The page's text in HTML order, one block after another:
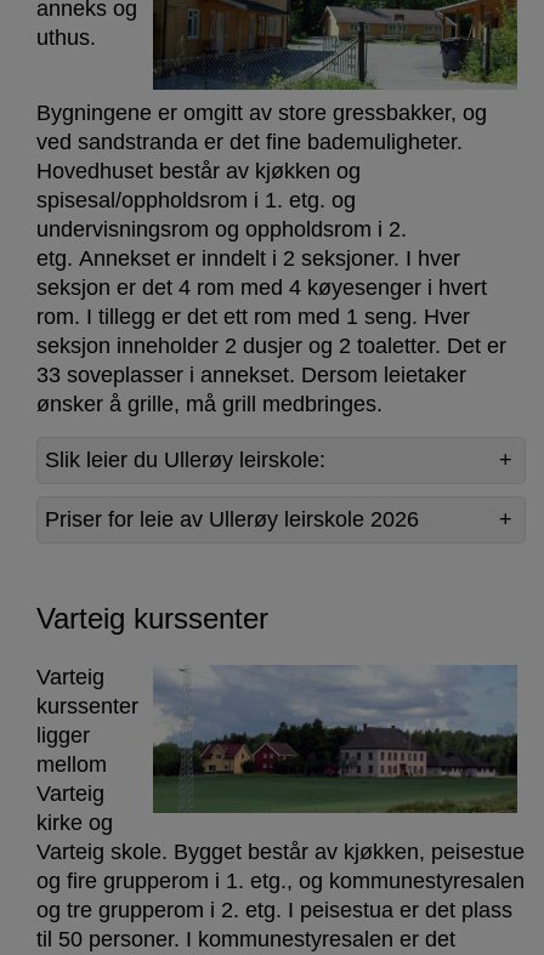
anneks og
uthus.
Bygningene er omgitt av store gressbakker, og
ved sandstranda er det fine bademuligheter.
Hovedhuset består av kjøkken og
spisesal/oppholdsrom i 1. etg. og
undervisningsrom og oppholdsrom i 2.
etg. Annekset er inndelt i 2 seksjoner. I hver
seksjon er det 4 rom med 4 køyesenger i hvert
rom. I tillegg er det ett rom med 1 seng. Hver
seksjon inneholder 2 dusjer og 2 toaletter. Det er
33 soveplasser i annekset. Dersom leietaker
ønsker å grille, må grill medbringes.
Slik leier du Ullerøy leirskole:
Priser for leie av Ullerøy leirskole 2026
Varteig kurssenter
Varteig
kurssenter
ligger
mellom
Varteig
kirke og
Varteig skole. Bygget består av kjøkken, peisestue
og fire grupperom i 1. etg., og kommunestyresalen
og tre grupperom i 2. etg. I peisestua er det plass
til 50 personer. I kommunestyresalen er det